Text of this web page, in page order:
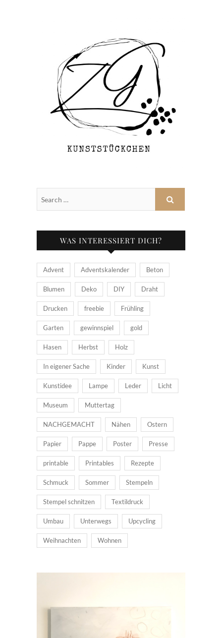
WAS INTERESSIERT DICH?
Advent Adventskalender Beton
Blumen Deko DIY Draht
Drucken freebie Frühling
Garten gewinnspiel gold
Hasen Herbst Holz
In eigener Sache Kinder Kunst
Kunstidee Lampe Leder Licht
Museum Muttertag
NACHGEMACHT Nähen Ostern
Papier Pappe Poster Presse
printable Printables Rezepte
Schmuck Sommer Stempeln
Stempel schnitzen Textildruck
Umbau Unterwegs Upcycling
Weihnachten Wohnen